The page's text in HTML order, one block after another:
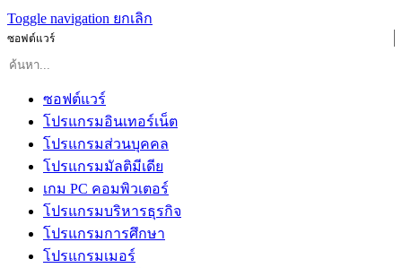
Toggle navigation ยกเลิก
ซอฟต์แวร์
ซอฟต์แวร์
โปรแกรมอินเทอร์เน็ต
โปรแกรมส่วนบุคคล
โปรแกรมมัลติมีเดีย
เกม PC คอมพิวเตอร์
โปรแกรมบริหารธุรกิจ
โปรแกรมการศึกษา
โปรแกรมเมอร์